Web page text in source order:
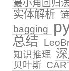
最小角回归
实体解析
bagging
总结
知识推理
贝叶斯